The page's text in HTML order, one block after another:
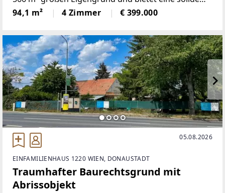
Basis für individuelle Wohnideen. Die Liegenschaft
verfügt über eine Terrasse sowie einen Balkon und
94,1 m² 4 Zimmer € 399.000
05.08.2026
EINFAMILIENHAUS 1220 WIEN, DONAUSTADT
Traumhafter Baurechtsgrund mit
Abrissobjekt